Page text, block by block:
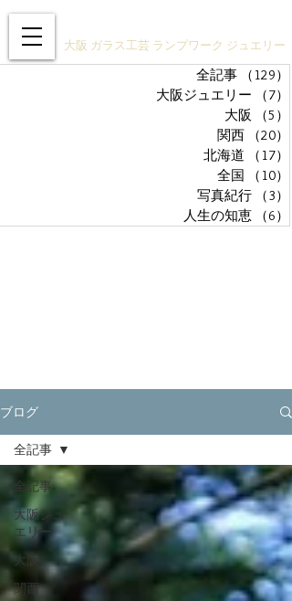
大阪 ガラス工芸 ランプワーク ジュエリー
全記事 （129）
大阪ジュエリー
（7）
大阪
（5）
関西
（20）
北海道
（17）
全国
（10）
写真紀行
（3）
人生の知恵
（6）
ブログ
全記事
大阪ジュ
エリー
大阪
関西
全記事